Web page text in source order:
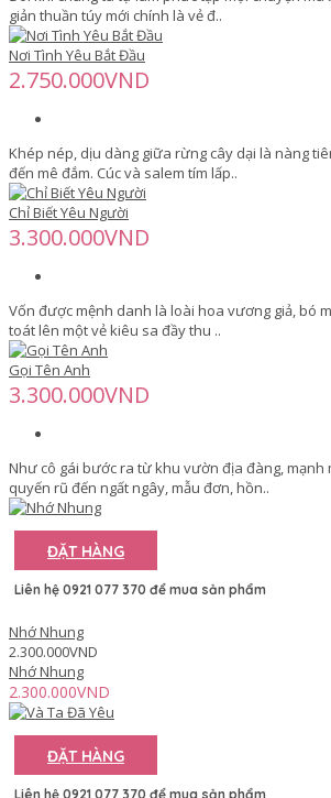
giản thuần túy mới chính là vẻ đ..
Nơi Tình Yêu Bắt Đầu
2.750.000VND
Khép nép, dịu dàng giữa rừng cây dại là nàng
đến mê đắm. Cúc và salem tím lấp..
Chỉ Biết Yêu Người
3.300.000VND
Vốn được mệnh danh là loài hoa vương giả, bó
toát lên một vẻ kiêu sa đầy thu ..
Gọi Tên Anh
3.300.000VND
Như cô gái bước ra từ khu vườn địa đàng, mạnh
quyến rũ đến ngất ngây, mẫu đơn, hồn..
ĐẶT HÀNG
Liên hệ 0921 077 370 để mua sản phẩm
Nhớ Nhung
2.300.000VND
Nhớ Nhung
2.300.000VND
ĐẶT HÀNG
Liên hệ 0921 077 370 để mua sản phẩm